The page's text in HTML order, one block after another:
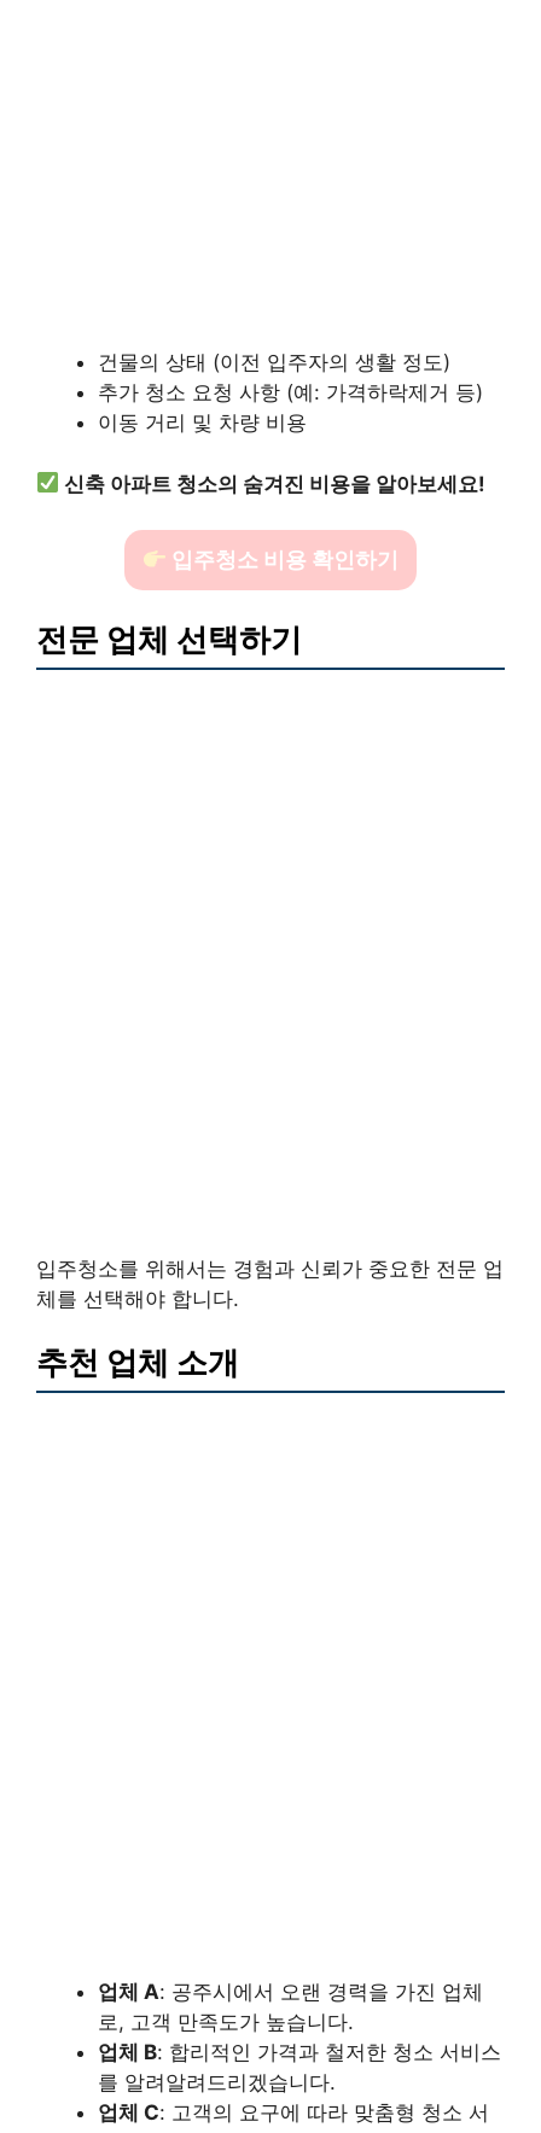
건물의 상태 (이전 입주자의 생활 정도)
추가 청소 요청 사항 (예: 가격하락제거 등)
이동 거리 및 차량 비용
신축 아파트 청소의 숨겨진 비용을 알아보세요!
입주청소 비용 확인하기
전문 업체 선택하기
입주청소를 위해서는 경험과 신뢰가 중요한 전문 업
체를 선택해야 합니다.
추천 업체 소개
업체 A: 공주시에서 오랜 경력을 가진 업체
로, 고객 만족도가 높습니다.
업체 B: 합리적인 가격과 철저한 청소 서비스
를 알려알려드리겠습니다.
업체 C: 고객의 요구에 따라 맞춤형 청소 서